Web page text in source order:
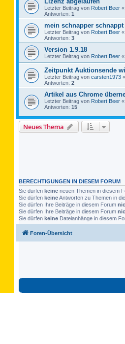
Letzter Beitrag von Robert Beer «
Antworten: 1
mein schnapper
Letzter Beitrag von Robert Beer «
Antworten: 3
Version 1.9.18
Letzter Beitrag von Robert Beer «
Zeitpunkt Auktionsende
Letzter Beitrag von carsten1973 «
Antworten: 2
Artikel aus Chrome
Letzter Beitrag von Robert Beer «
Antworten: 15
Neues Thema
BERECHTIGUNGEN IN DIESEM FORUM
Sie dürfen keine neuen Themen in diesem
Sie dürfen keineAntworten zu Themen in
Sie dürfen Ihre Beiträge in diesem Forum
Sie dürfen Ihre Beiträge in diesem Forum
Sie dürfen keine Dateianhänge in diesem
Foren-Übersicht